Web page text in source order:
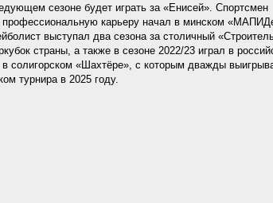
сезоне будет играть за «Енисей». Спортсмен
карьеру начал в минском
выступал два сезона за столичный
страны, а также в сезоне 2022/23 играл в
солигорском «Шахтёре», с которым дважды
турнира в 2025 году.